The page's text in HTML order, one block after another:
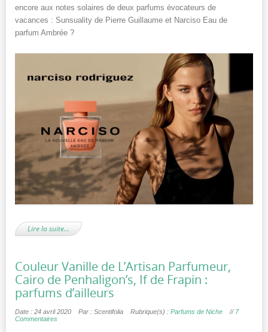
encore aux notes solaires de deux parfums évocateurs de
vacances : Sunsuality de Pierre Guillaume et Narciso Eau de
parfum Ambrée ?
Lire la suite…
Couleur Vanille de L’Artisan Parfumeur,
Cairo de Penhaligon’s, If de Frapin :
parfums d’ailleurs
Date : 24 avril 2020 Par : Scentifolia Rubrique(s) : Parfums de Niche // 7
Commentaires